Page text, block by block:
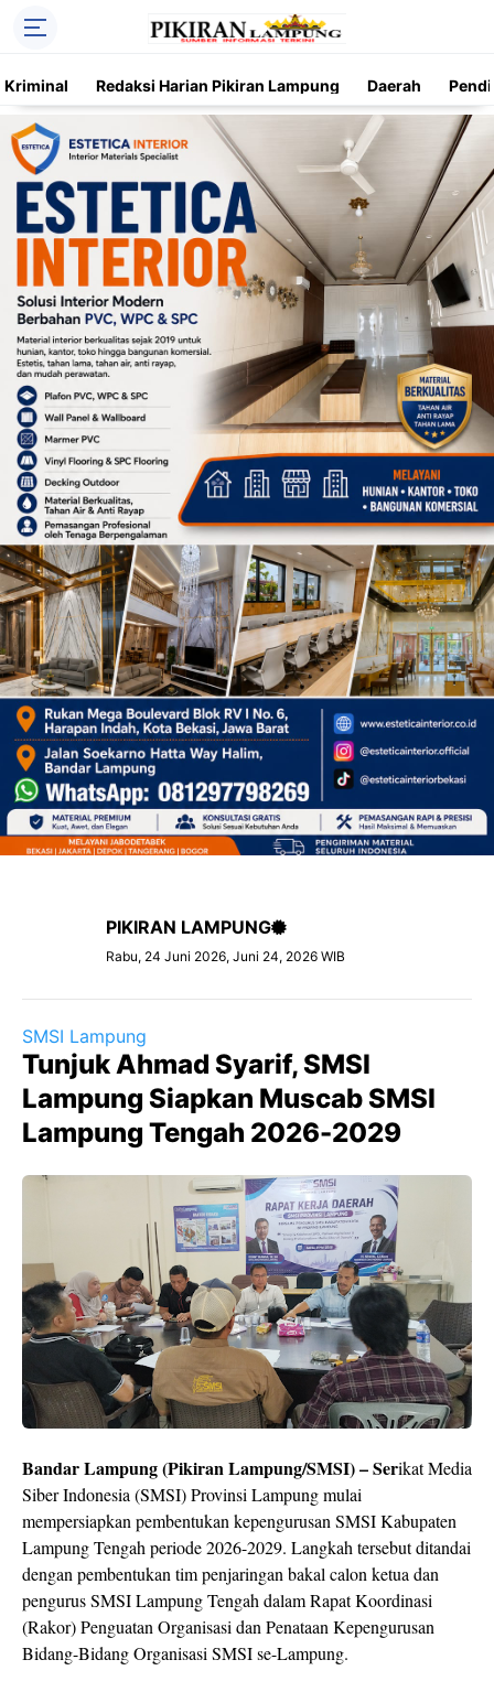
Kriminal Redaksi Harian Pikiran Lampung Daerah
Trending Kriminal Nasional
PIKIRAN LAMPUNG
Rabu, 24 Juni 2026, Juni 24, 2026 WIB
SMSI Lampung
Tunjuk Ahmad Syarif, SMSI
Lampung Siapkan Muscab SMSI
Lampung Tengah 2026-2029
Bandar Lampung (Pikiran Lampung/SMSI) – Serikat Media
Siber Indonesia (SMSI) Provinsi Lampung mulai
mempersiapkan pembentukan kepengurusan SMSI Kabupaten
Lampung Tengah periode 2026-2029. Langkah tersebut ditandai
dengan pembentukan tim penjaringan bakal calon ketua dan
pengurus SMSI Lampung Tengah dalam Rapat Koordinasi
(Rakor) Penguatan Organisasi dan Penataan Kepengurusan
Bidang-Bidang Organisasi SMSI se-Lampung.